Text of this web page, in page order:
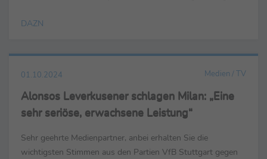
DAZN
01.10.2024 Medien / TV
Alonsos Leverkusener schlagen Milan: „Eine
sehr seriöse, erwachsene Leistung“
Sehr geehrte Medienpartner, anbei erhalten Sie die
wichtigsten Stimmen aus den Partien VfB Stuttgart gegen